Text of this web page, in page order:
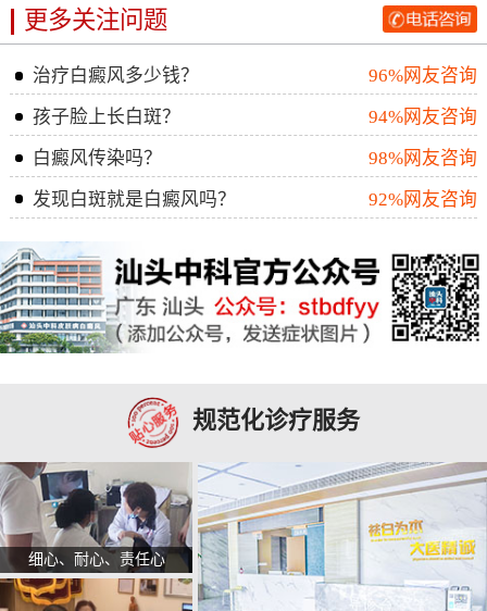
更多关注问题
治疗白癜风多少钱？
96%网友咨询
孩子脸上长白斑？
94%网友咨询
白癜风传染吗？
98%网友咨询
发现白斑就是白癜风吗？
92%网友咨询
规范化诊疗服务
细心、耐心、责任心